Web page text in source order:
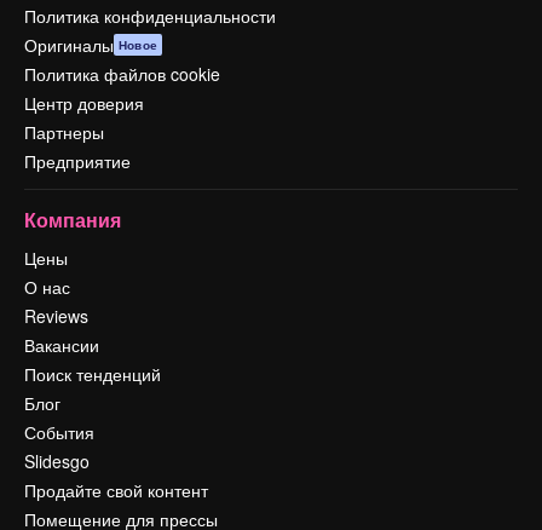
Политика конфиденциальности
Оригиналы Новое
Политика файлов cookie
Центр доверия
Партнеры
Предприятие
Компания
Цены
О нас
Reviews
Вакансии
Поиск тенденций
Блог
События
Slidesgo
Продайте свой контент
Помещение для прессы